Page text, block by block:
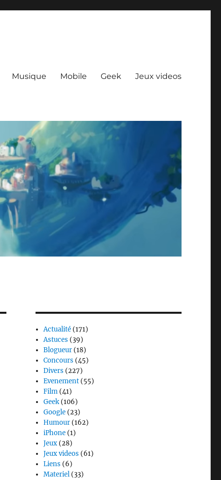
Musique Mobile Geek Jeux videos
Actualité (171)
Astuces (39)
Blogueur (18)
Concours (45)
Divers (227)
Evenement (55)
Film (41)
Geek (106)
Google (23)
Humour (162)
iPhone (1)
Jeux (28)
Jeux videos (61)
Liens (6)
Materiel (33)